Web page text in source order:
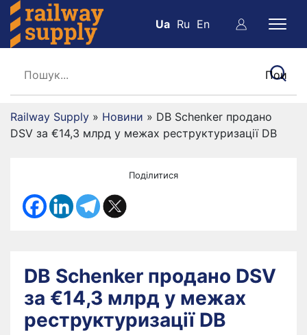
Ua Ru En
Railway Supply » Новини » DB Schenker продано
DSV за €14,3 млрд у межах реструктуризації DB
Поділитися
DB Schenker продано DSV
за €14,3 млрд у межах
реструктуризації DB